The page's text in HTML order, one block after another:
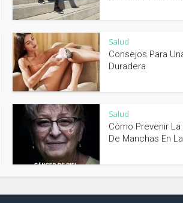
Salud
Consejos Para
Duradera
Salud
Cómo Prevenir
De Manchas En